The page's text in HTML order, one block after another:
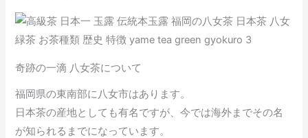
奇跡の一滴 八女茶について
福岡県の東南部に八女市はあります。
日本茶の産地としても有名ですが、今では海外までその名
が知られるまでになっています。